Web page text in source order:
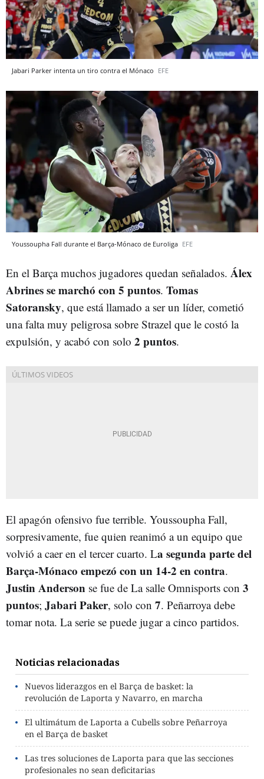
Jabari Parker intenta un tiro contra el Mónaco EFE
Youssoupha Fall durante el Barça-Mónaco de Euroliga EFE
En el Barça muchos jugadores quedan señalados. Álex
Abrines se marchó con 5 puntos. Tomas
Satoransky, que está llamado a ser un líder, cometió
una falta muy peligrosa sobre Strazel que le costó la
expulsión, y acabó con solo 2 puntos.
El apagón ofensivo fue terrible. Youssoupha Fall,
sorpresivamente, fue quien reanimó a un equipo que
volvió a caer en el tercer cuarto. La segunda parte del
Barça-Mónaco empezó con un 14-2 en contra.
Justin Anderson se fue de La salle Omnisports con 3
puntos; Jabari Paker, solo con 7. Peñarroya debe
tomar nota. La serie se puede jugar a cinco partidos.
Noticias relacionadas
Nuevos liderazgos en el Barça de basket: la
revolución de Laporta y Navarro, en marcha
El ultimátum de Laporta a Cubells sobre Peñarroya
en el Barça de basket
Las tres soluciones de Laporta para que las secciones
profesionales no sean deficitarias